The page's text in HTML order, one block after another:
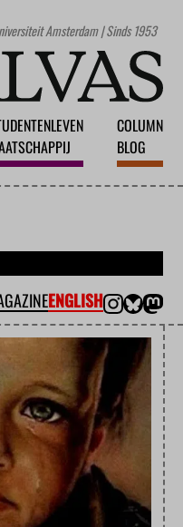
Amsterdam | Sinds 1953
COLUMN
BLOG
ENGLISH